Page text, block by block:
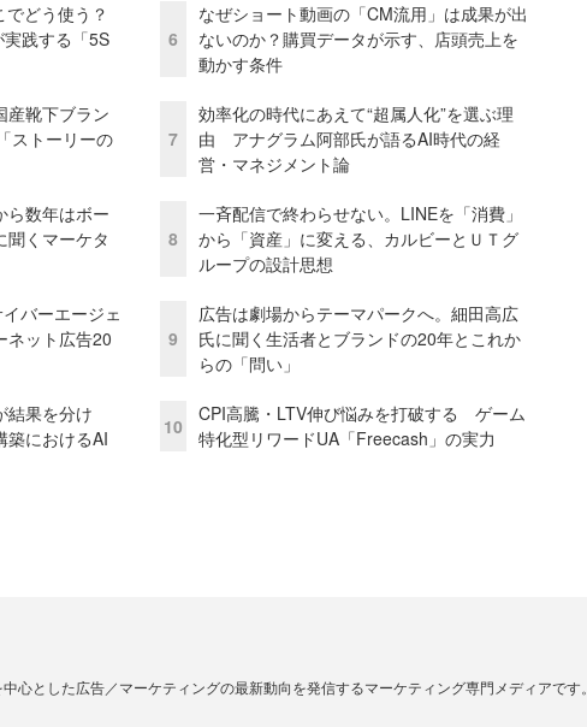
どう使う？
践する「5S
産靴下ブラン
ストーリーの
ら数年はボー
聞くマーケタ
イバーエージェ
ネット広告20
結果を分け
築におけるAI
6
なぜショート動画の「CM流用」は成果が出
ないのか？購買データが示す、店頭売上を
動かす条件
7
効率化の時代にあえて“超属人化”を選ぶ理
由 アナグラム阿部氏が語るAI時代の経
営・マネジメント論
8
一斉配信で終わらせない。LINEを「消費」
から「資産」に変える、カルビーとＵＴグ
ループの設計思想
9
広告は劇場からテーマパークへ。細田高広
氏に聞く生活者とブランドの20年とこれか
らの「問い」
10
CPI高騰・LTV伸び悩みを打破する ゲーム
特化型リワードUA「Freecash」の実力
心とした広告／マーケティングの最新動向を発信するマーケティング専門メディアです。